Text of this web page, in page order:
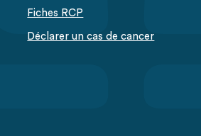
Fiches RCP
Déclarer un cas de cancer